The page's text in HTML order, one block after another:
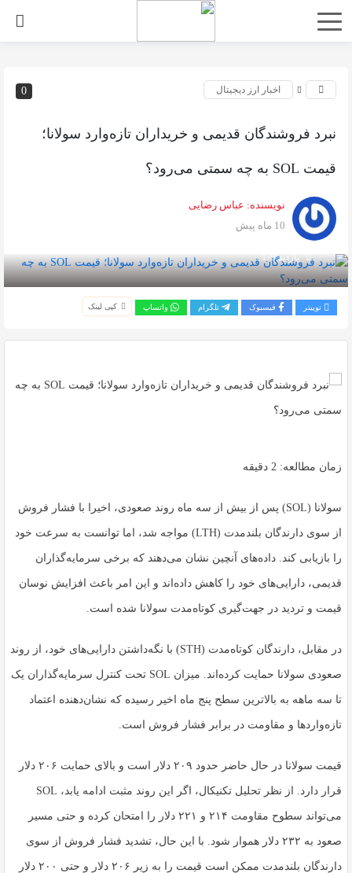
0 اخبار ارز دیجیتال
نبرد فروشندگان قدیمی و خریداران تازه‌وارد سولانا؛
قیمت SOL به چه سمتی می‌رود؟
نویسنده: عباس رضایی
10 ماه پیش
بازدید 179
توییتر فیسبوک تلگرام واتساپ کپی لینک
زمان مطالعه: 2 دقیقه
سولانا (SOL) پس از بیش از سه ماه روند صعودی، اخیرا با فشار فروش
از سوی دارندگان بلندمدت (LTH) مواجه شد، اما توانست به سرعت خود
را بازیابی کند. داده‌های آنچین نشان می‌دهند که برخی سرمایه‌گذاران
قدیمی، دارایی‌های خود را کاهش داده‌اند و این امر باعث افزایش نوسان
قیمت و تردید در جهت‌گیری کوتاه‌مدت سولانا شده است.
در مقابل، دارندگان کوتاه‌مدت (STH) با نگه‌داشتن دارایی‌های خود، از روند
صعودی سولانا حمایت کرده‌اند. میزان SOL تحت کنترل سرمایه‌گذاران یک
تا سه ماهه به بالاترین سطح پنج ماه اخیر رسیده که نشان‌دهنده اعتماد
تازه‌واردها و مقاومت در برابر فشار فروش است.
قیمت سولانا در حال حاضر حدود ۲۰۹ دلار است و بالای حمایت ۲۰۶ دلار
قرار دارد. از نظر تحلیل تکنیکال، اگر این روند مثبت ادامه یابد، SOL
می‌تواند سطوح مقاومت ۲۱۴ و ۲۲۱ دلار را امتحان کرده و حتی مسیر
صعود به ۲۳۲ دلار هموار شود. با این حال، تشدید فشار فروش از سوی
دارندگان بلندمدت ممکن است قیمت را به زیر ۲۰۶ دلار و حتی ۲۰۰ دلار